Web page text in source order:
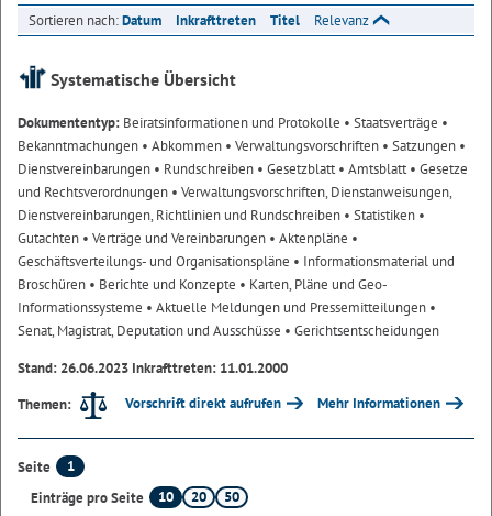
Sortieren nach:Datum Inkrafttreten Titel Relevanz
Systematische Übersicht
Dokumententyp: Beiratsinformationen und Protokolle • Staatsverträge •
Bekanntmachungen • Abkommen • Verwaltungsvorschriften • Satzungen •
Dienstvereinbarungen • Rundschreiben • Gesetzblatt• Amtsblatt• Gesetze
und Rechtsverordnungen • Verwaltungsvorschriften, Dienstanweisungen,
Dienstvereinbarungen, Richtlinien und Rundschreiben • Statistiken •
Gutachten • Verträge und Vereinbarungen • Aktenpläne •
Geschäftsverteilungs- und Organisationspläne • Informationsmaterial und
Broschüren • Berichte und Konzepte • Karten, Pläne und Geo-
Informationssysteme • Aktuelle Meldungen und Pressemitteilungen •
Senat, Magistrat, Deputation und Ausschüsse • Gerichtsentscheidungen
Stand: 26.06.2023 Inkrafttreten: 11.01.2000
Themen:
Vorschrift direkt aufrufen Mehr Informationen
Seite
1
Einträge pro Seite
10 20 50